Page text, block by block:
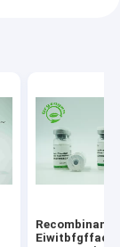
Recombinante